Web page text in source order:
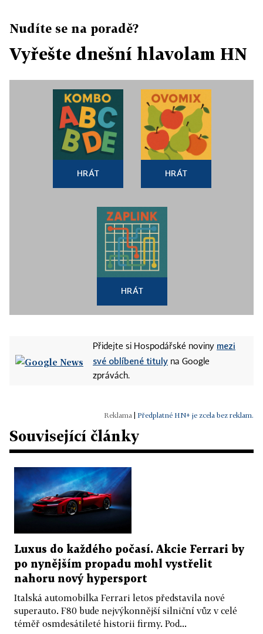
Nudíte se na poradě?
Vyřešte dnešní hlavolam HN
HRÁT HRÁT
HRÁT
Přidejte si Hospodářské noviny mezi
své oblíbené tituly na Google
zprávách.
Předplatné HN+ je zcela bez reklam.
Související články
Luxus do každého počasí. Akcie Ferrari by
po nynějším propadu mohl vystřelit
nahoru nový hypersport
Italská automobilka Ferrari letos představila nové
superauto. F80 bude nejvýkonnější silniční vůz v celé
téměř osmdesátileté historii firmy. Pod...